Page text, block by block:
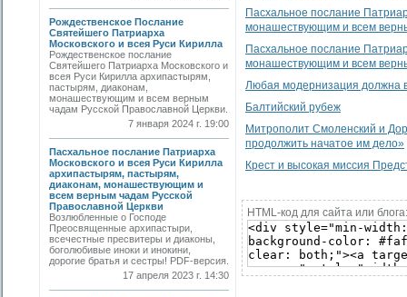
Рождественское Послание
Святейшего Патриарха
Московского и всея Руси Кирилла
Рождественское послание
Святейшего Патриарха Московского и
всея Руси Кирилла архипастырям,
пастырям, диаконам,
монашествующим и всем верным
чадам Русской Православной Церкви.
7 января 2024 г. 19:00
Пасхальное послание Патриарха
Московского и всея Руси Кирилла
архипастырям, пастырям,
диаконам, монашествующим и
всем верным чадам Русской
Православной Церкви
Возлюбленные о Господе
Преосвященные архипастыри,
всечестные пресвитеры и диаконы,
боголюбивые иноки и инокини,
дорогие братья и сестры! PDF-версия.
17 апреля 2023 г. 14:30
Пасхальное послание
монашествующим и всем
Пасхальное послание
монашествующим и всем
Любая модернизация должна
Балтийский рубеж
Митрополит Смоленский и
продолжить начатое им дело»
Крест и высокая миссия
HTML-код для сайта или блога: